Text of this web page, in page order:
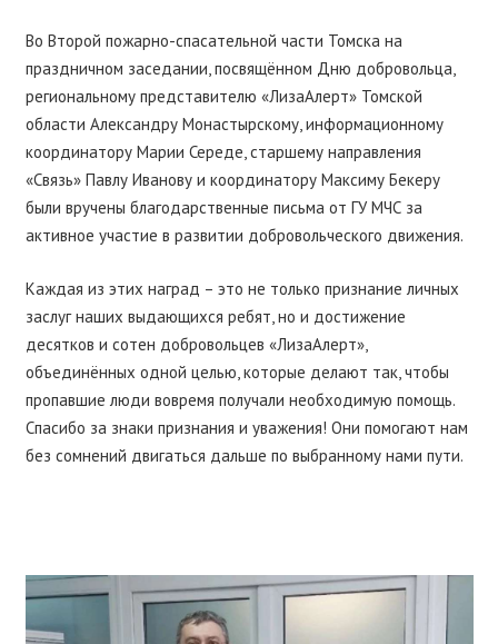
Во Второй пожарно-спасательной части Томска на
праздничном заседании, посвящённом Дню добровольца,
региональному представителю «ЛизаАлерт» Томской
области Александру Монастырскому, информационному
координатору Марии Середе, старшему направления
«Связь» Павлу Иванову и координатору Максиму Бекеру
были вручены благодарственные письма от ГУ МЧС за
активное участие в развитии добровольческого движения.
Каждая из этих наград – это не только признание личных
заслуг наших выдающихся ребят, но и достижение
десятков и сотен добровольцев «ЛизаАлерт»,
объединённых одной целью, которые делают так, чтобы
пропавшие люди вовремя получали необходимую помощь.
Спасибо за знаки признания и уважения! Они помогают нам
без сомнений двигаться дальше по выбранному нами пути.